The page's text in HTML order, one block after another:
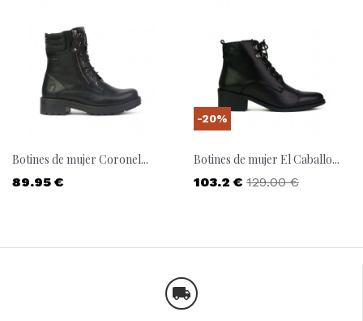
Botines de mujer Coronel...
Precio
89.95 €
Botines de mujer El Caballo...
Precio
103.2 € Precio base
129.00 €
-20%